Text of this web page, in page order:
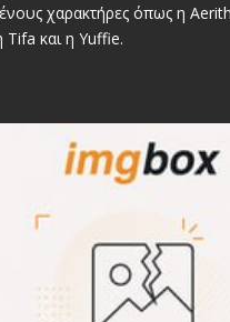
χαρακτήρες όπως η
Tifa και η Yuffie.